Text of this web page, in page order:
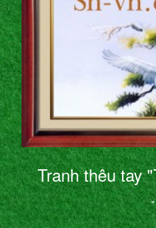
Tranh thêu tay